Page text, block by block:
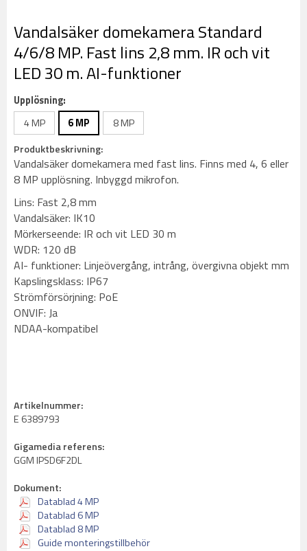
Vandalsäker domekamera Standard
4/6/8 MP. Fast lins 2,8 mm. IR och vit
LED 30 m. AI-funktioner
Upplösning:
4 MP
6 MP
8 MP
Produktbeskrivning:
Vandalsäker domekamera med fast lins. Finns med 4, 6 eller
8 MP upplösning. Inbyggd mikrofon.
Lins: Fast 2,8 mm
Vandalsäker: IK10
Mörkerseende: IR och vit LED 30 m
WDR: 120 dB
AI- funktioner: Linjeövergång, intrång, övergivna objekt mm
Kapslingsklass: IP67
Strömförsörjning: PoE
ONVIF: Ja
NDAA-kompatibel
Artikelnummer:
E 6389793
Gigamedia referens:
GGM IPSD6F2DL
Dokument:
Datablad 4 MP
Datablad 6 MP
Datablad 8 MP
Guide monteringstillbehör